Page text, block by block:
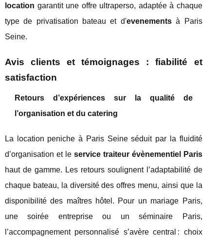
location garantit une offre ultraperso, adaptée à chaque
type de privatisation bateau et d'evenementsà Paris
Seine.
Avis clients et témoignages : fiabilité et
satisfaction
Retours d’expériences sur la qualité de
l’organisation et du catering
La location peniche à Paris Seine séduit par la fluidité
d’organisation et le service traiteur évènementiel Paris
haut de gamme. Les retours soulignent l’adaptabilité de
chaque bateau, la diversité des offres menu, ainsi que la
disponibilité des maîtres hôtel. Pour un mariage Paris,
une soirée entreprise ou un séminaire Paris,
l’accompagnement personnalisé s’avère central : choix